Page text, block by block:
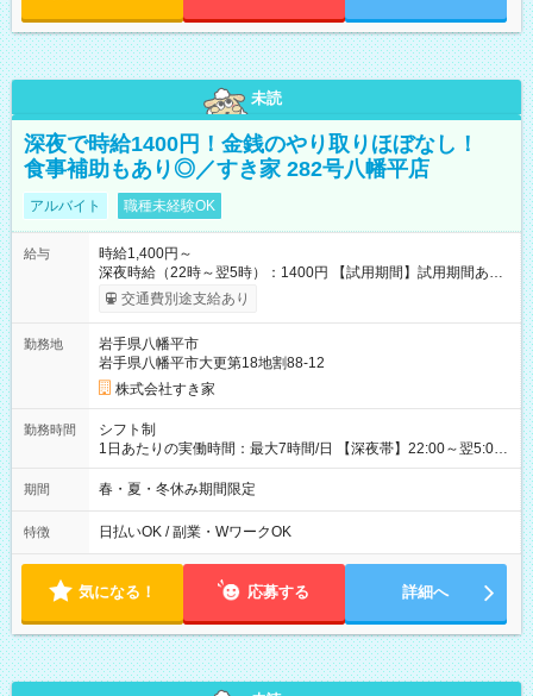
未読
深夜で時給1400円！金銭のやり取りほぼなし！
食事補助もあり◎／すき家 282号八幡平店
アルバイト 職種未経験OK
給与
時給1,400円～
深夜時給（22時～翌5時）：1400円 【試用期間】試用期間あり
試用期間の長さ：1ヶ月 雇用形態、給与は本採用時と同じです。
試用期間の実態は30日（※条件変更なし）ですが、切り上げで
同時給）
交通費別途支給あり
勤務地
岩手県八幡平市
岩手県八幡平市大更第18地割88-12
株式会社すき家
勤務時間
シフト制
1日あたりの実働時間：最大7時間/日 【深夜帯】22:00～翌5:00
週2日～・1日2h～OK◎ ※22:00から翌5:00までは18歳以上の方
のみ勤務可能です（18歳未満の深夜業務禁止のため） ★深夜で
す。 必ず、2名以上での勤務を行いますので、安心して働けま
す。
期間 春・夏・冬休み期間限定
特徴 日払いOK / 副業・WワークOK
気になる！ 応募する 詳細へ